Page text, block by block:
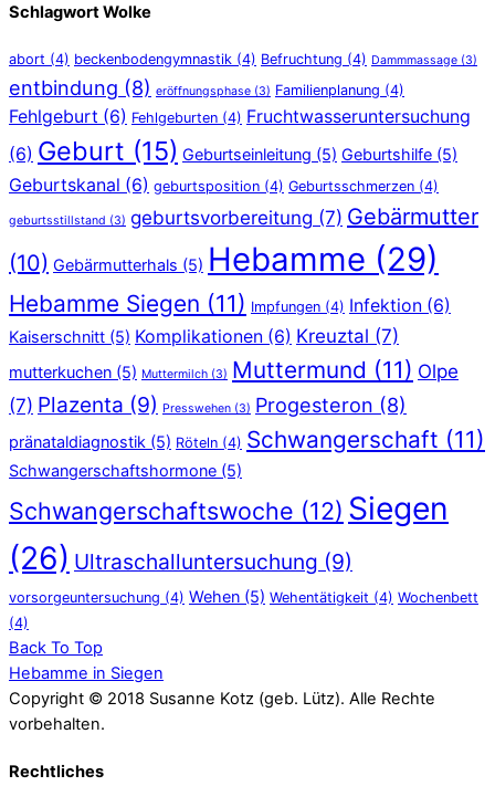
Schlagwort Wolke
abort (4) beckenbodengymnastik (4) Befruchtung (4) Dammmassage (3)
entbindung (8) eröffnungsphase (3) Familienplanung (4)
Fehlgeburt (6) Fehlgeburten (4) Fruchtwasseruntersuchung
(6) Geburt (15) Geburtseinleitung (5) Geburtshilfe (5)
Geburtskanal (6) geburtsposition (4) Geburtsschmerzen (4)
geburtsstillstand (3) geburtsvorbereitung (7) Gebärmutter
(10) Gebärmutterhals (5) Hebamme (29)
Hebamme Siegen (11) Impfungen (4) Infektion (6)
Kaiserschnitt (5) Komplikationen (6) Kreuztal (7)
mutterkuchen (5) Muttermilch (3) Muttermund (11) Olpe
(7) Plazenta (9) Presswehen (3) Progesteron (8)
pränataldiagnostik (5) Röteln (4) Schwangerschaft (11)
Schwangerschaftshormone (5)
Schwangerschaftswoche (12) Siegen
(26) Ultraschalluntersuchung (9)
vorsorgeuntersuchung (4) Wehen (5) Wehentätigkeit (4) Wochenbett
(4)
Back To Top
Hebamme in Siegen
Copyright © 2018 Susanne Kotz (geb. Lütz). Alle Rechte
vorbehalten.
Rechtliches